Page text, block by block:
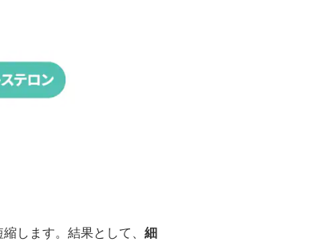
します。結果として、 細